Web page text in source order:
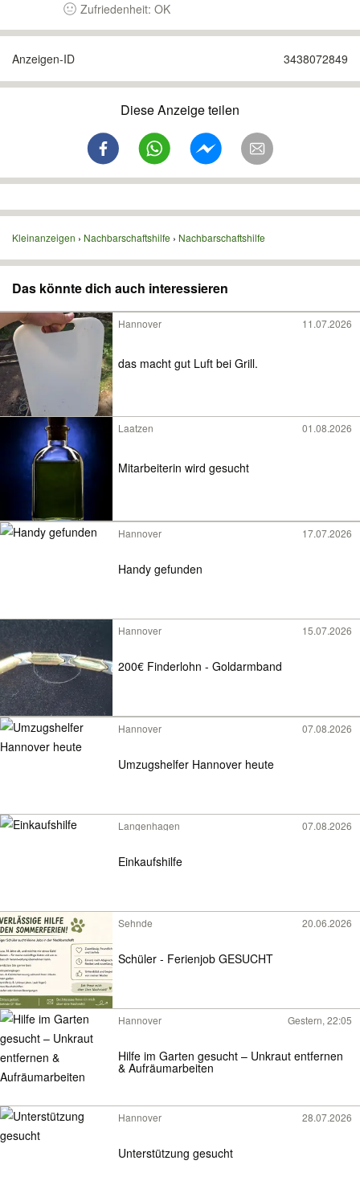
Zufriedenheit: OK
Anzeigen-ID 3438072849
Diese Anzeige teilen
Kleinanzeigen Nachbarschaftshilfe Nachbarschaftshilfe
Das könnte dich auch interessieren
Hannover 11.07.2026
das macht gut Luft bei Grill.
Laatzen 01.08.2026
Mitarbeiterin wird gesucht
Hannover 17.07.2026
Handy gefunden
Hannover 15.07.2026
200€ Finderlohn - Goldarmband
Hannover 07.08.2026
Umzugshelfer Hannover heute
Langenhagen 07.08.2026
Einkaufshilfe
Sehnde 20.06.2026
Schüler - Ferienjob GESUCHT
Hannover Gestern, 22:05
Hilfe im Garten gesucht – Unkraut entfernen
& Aufräumarbeiten
Hannover 28.07.2026
Unterstützung gesucht